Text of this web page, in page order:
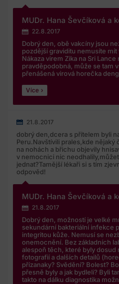
MUDr. Hana Ševčíková a
22.8.2017
Dobrý den, obě vakcíny jsou
pozdější graviditu nemusíte
Nákaza virem Zika na Sri
pravděpodobná, může se tam
přenášená virová horečka
Více
21.8.2017
dobrý den,dcera s přítelem byli
Peru.Navštívili prales,kde nějaký
na nohách a břichu objevily
v nemocnici nic
jednat?Tamější lékaři si s tím
odpověd!
MUDr. Hana Ševčíková a
21.8.2017
Dobrý den, možností je velké
sekundární bakteriální infekce
integritou kůže. Nemusí se
onemocnění. Bez základních
alespoň těch, které byly dosud
fotografií a dalších detailů
přízanaky? Svědění? Bolest?
přesně byly a jak bydleli? Byli
takto na dálku diagnostika